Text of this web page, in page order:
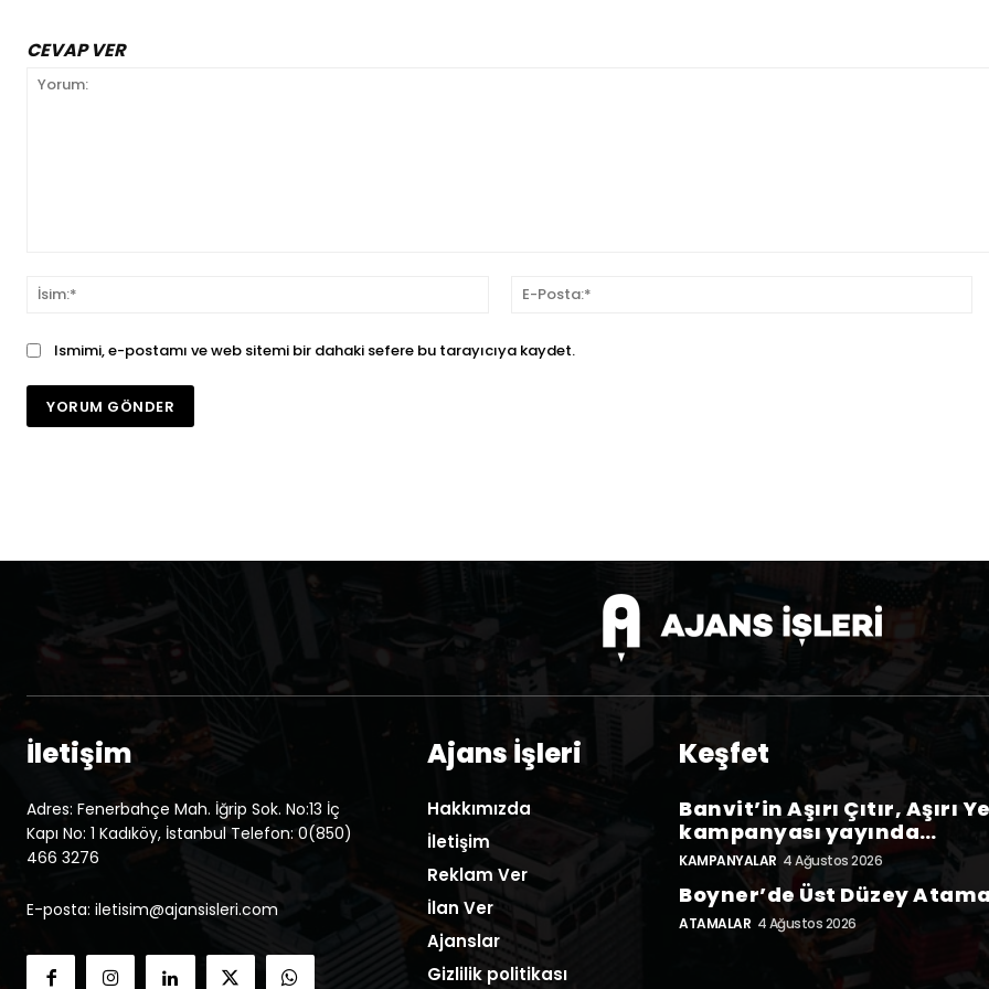
CEVAP VER
İsim:*
Ismimi, e-postamı ve web sitemi bir dahaki sefere bu tarayıcıya kaydet.
İletişim
Adres: Fenerbahçe Mah. İğrip Sok. No:13 İç
Kapı No: 1 Kadıköy, İstanbul Telefon: 0(850)
466 3276
E-posta: iletisim@ajansisleri.com
Ajans İşleri
Hakkımızda
İletişim
Reklam Ver
İlan Ver
Ajanslar
Gizlilik politikası
Keşfet
Banvit’in Aşırı Çıtır, Aşırı
kampanyası yayında…
KAMPANYALAR 4 Ağustos 2026
Boyner’de Üst Düzey Atama
ATAMALAR 4 Ağustos 2026